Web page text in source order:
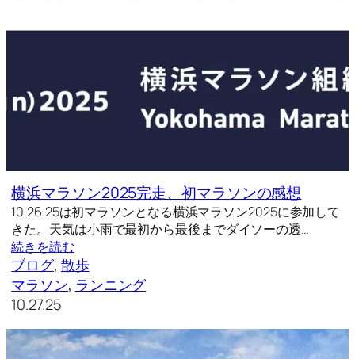
横浜マラソン2025完走、初マラソンの感想
10.26.25は初マラソンとなる横浜マラソン2025に参加して
きた。天気は小雨で最初から最後までダイソーの透…
続きを読む
ブログ, 散歩
マラソン, ランニング
10.27.25